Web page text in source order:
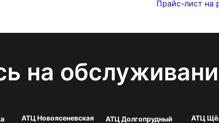
Прайс-лист на
на
АТЦ Новоясеневская
АТЦ Долгопрудный
АТЦ